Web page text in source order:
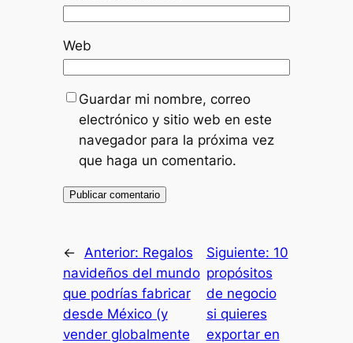
Web
Guardar mi nombre, correo
electrónico y sitio web en este
navegador para la próxima vez
que haga un comentario.
← Anterior: Regalos
navideños del mundo
que podrías fabricar
desde México (y
vender globalmente
Siguiente: 10
propósitos
de negocio
si quieres
exportar en